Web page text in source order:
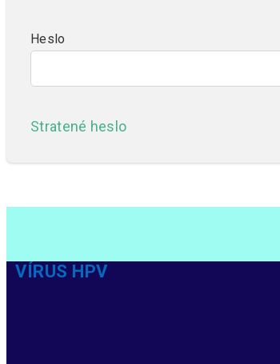
Heslo
Stratené heslo
VÍRUS HPV